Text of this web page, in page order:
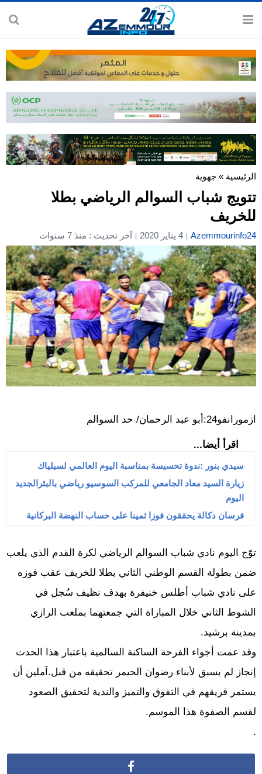
الرئيسية » جهوية
تتويج شباب السوالم الرياضي بطلا
للخريف
Azemmourinfo24 4 يناير 2020 آخر تحديث : منذ 7 سنوات
ازمورانفو24:أبو عبد الرحمان/ حد السوالم
اقرأ أيضا...
سيدي بنور :ندوة تحسيسة بمناسبة اليوم العالمي لسيلياك
زيارة السيد معاد الجامعي للمركب السوسيو رياضي بالبئرالجديد
اليوم
فرسان دكالة يحققون فوزا ثمينا على حساب النهضة البركانية
توّج اليوم نادي شباب السوالم الرياضي لكرة القدم الذي يلعب
ضمن بطولة القسم الوطني الثاني بطلا للخريف عقب فوزه
على نادي شباب أطلس خنيفرة بهدف نظيف سُجل في
الشوط الثاني خلال المباراة التي جمعتهما بملعب الرازي
بمدينة برشيد.
وقد عمت أجواء الفرحة الساكنة السالمية باعتبار هذا الحدث
إنجاز لم يسبق لأبناء رضوان الحيمر تحقيقه من قبل.آملين أن
يستمر فريقهم في التفوق والتميز والندية لتحقيق الصعود
لقسم الصفوة هذا الموسم.
.